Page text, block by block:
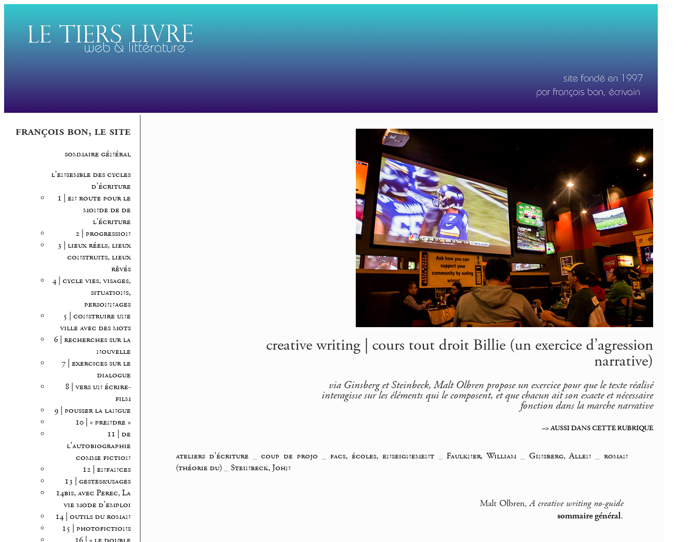
françois bon, le site
sommaire général
l’ensemble des cycles
d’écriture
1 | en route pour le
monde de de
l’écriture
2 | progression
3 | lieux réels, lieux
construits, lieux
rêvés
4 | cycle vies, visages,
situations,
personnages
5 | construire une
ville avec des mots
6 | recherches sur la
nouvelle
7 | exercices sur le
dialogue
8 | vers un écrire-
film
9 | pousser la langue
10 | « prendre »
11 | de
l’autobiographie
comme fiction
12 | enfances
13 | gestes&usages
14bis, avec Perec, La
vie mode d’emploi
14 | outils du roman
15 | photofictions
creative writing | cours tout droit Billie (un exercice d’agression
narrative)
via Ginsberg et Steinbeck, Malt Olbren propose un exercice pour que le texte réalisé
interagisse sur les éléments qui le composent, et que chacun ait son exacte et nécessaire
fonction dans la marche narrative
–> AUSSI DANS CETTE RUBRIQUE
ateliers d’écriture_coup de projo _facs, écoles, enseignement_Faulkner, William Ginsberg, Allen
roman
(théorie du) _Steinbeck, John
Malt Olbren,A creative writing no-guide
sommaire général.